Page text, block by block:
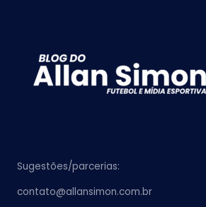
Sugestões/parcerias:
contato@allansimon.com.br